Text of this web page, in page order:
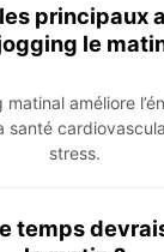
principaux
le
matinal améliore
santé
stress.
temps